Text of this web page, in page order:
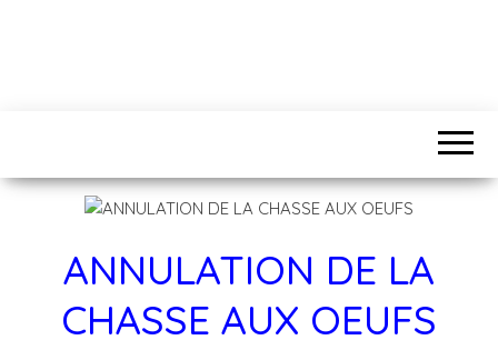
ANNULATION DE LA
CHASSE AUX OEUFS